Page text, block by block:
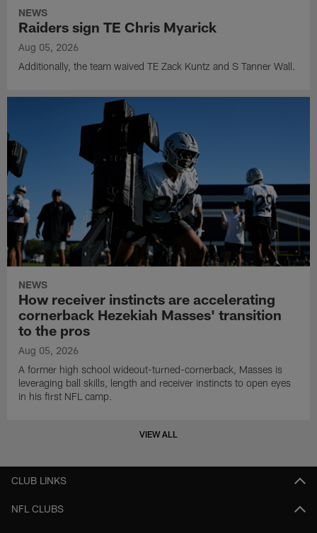
NEWS
Raiders sign TE Chris Myarick
Aug 05, 2026
Additionally, the team waived TE Zack Kuntz and S Tanner Wall.
NEWS
How receiver instincts are accelerating
cornerback Hezekiah Masses' transition
to the pros
Aug 05, 2026
A former high school wideout-turned-cornerback, Masses is
leveraging ball skills, length and receiver instincts to open eyes
in his first NFL camp.
VIEW ALL
CLUB LINKS
NFL CLUBS